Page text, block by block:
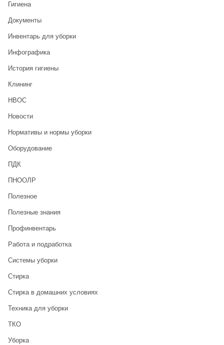
Гигиена
Документы
Инвентарь для уборки
Инфографика
История гигиены
Клининг
НВОС
Новости
Нормативы и нормы уборки
Оборудование
ПДК
ПНООЛР
Полезное
Полезные знания
Профинвентарь
Работа и подработка
Системы уборки
Стирка
Стирка в домашних условиях
Техника для уборки
ТКО
Уборка